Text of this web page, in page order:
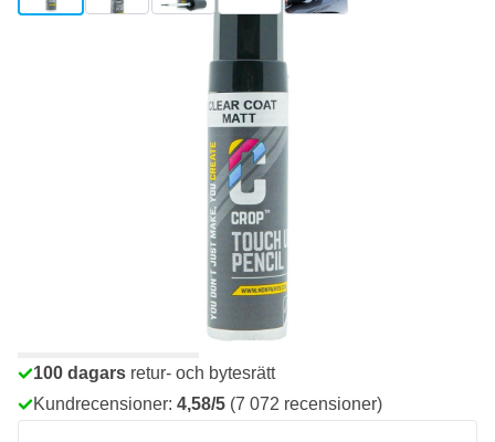
CROP Lackpenna Klarlack MATT 12 ml
Inkl. moms
Lägg till i kundvagn
skickas idag
100 dagars retur- och bytesrätt
Kundrecensioner: 4,58/5 (7 072 recensioner)